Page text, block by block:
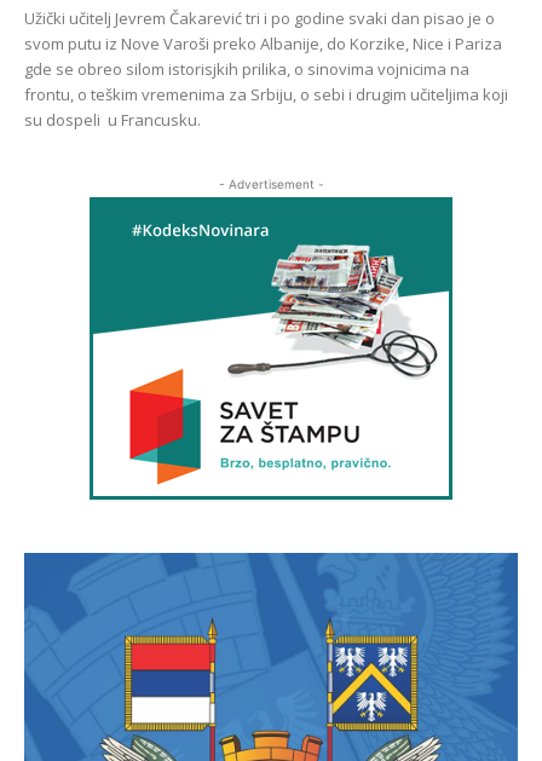
Užički učitelj Jevrem Čakarević tri i po godine svaki dan pisao je o
svom putu iz Nove Varoši preko Albanije, do Korzike, Nice i Pariza
gde se obreo silom istorisjkih prilika, o sinovima vojnicima na
frontu, o teškim vremenima za Srbiju, o sebi i drugim učiteljima koji
su dospeli u Francusku.
- Advertisement -